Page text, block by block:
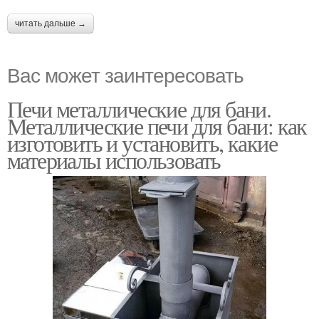
читать дальше →
Вас может заинтересовать
Печи металлические для бани.
Металлические печи для бани: как
изготовить и установить, какие
материалы использовать